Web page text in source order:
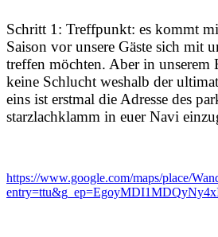
Schritt 1: Treffpunkt: es kommt
Saison vor unsere Gäste sich mit
treffen möchten. Aber in unserem
keine Schlucht weshalb der
eins ist erstmal die Adresse des
starzlachklamm in euer Navi
https://www.google.com/maps/place/